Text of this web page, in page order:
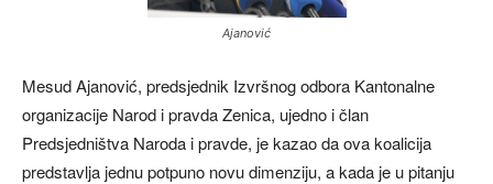
Ajanović
Mesud Ajanović, predsjednik Izvršnog odbora Kantonalne
organizacije Narod i pravda Zenica, ujedno i član
Predsjedništva Naroda i pravde, je kazao da ova koalicija
predstavlja jednu potpuno novu dimenziju, a kada je u pitanju